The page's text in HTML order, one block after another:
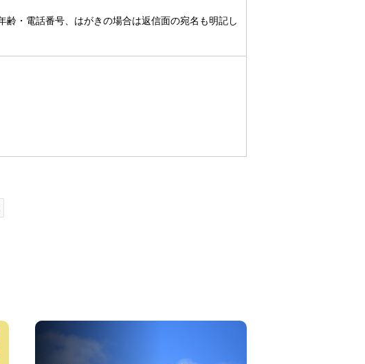
・電話番号、はがきの場合は返信面の宛名も明記し